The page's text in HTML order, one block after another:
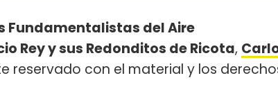
Fundamentalistas del Aire
Rey y sus Redonditos de Ricota,
reservado con el material y los